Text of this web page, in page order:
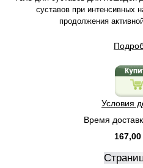
суставов при интенсивных
продолжения
Условия
Время
167,00